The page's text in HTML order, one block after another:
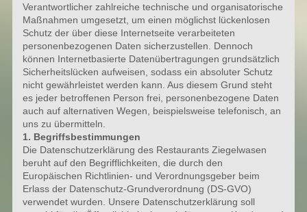
Verantwortlicher zahlreiche technische und organisatorische
Maßnahmen umgesetzt, um einen möglichst lückenlosen
Schutz der über diese Internetseite verarbeiteten
personenbezogenen Daten sicherzustellen. Dennoch
können Internetbasierte Datenübertragungen grundsätzlich
Sicherheitslücken aufweisen, sodass ein absoluter Schutz
nicht gewährleistet werden kann. Aus diesem Grund steht
es jeder betroffenen Person frei, personenbezogene Daten
auch auf alternativen Wegen, beispielsweise telefonisch, an
uns zu übermitteln.
1. Begriffsbestimmungen
Die Datenschutzerklärung des Restaurants Ziegelwasen
beruht auf den Begrifflichkeiten, die durch den
Europäischen Richtlinien- und Verordnungsgeber beim
Erlass der Datenschutz-Grundverordnung (DS-GVO)
verwendet wurden. Unsere Datenschutzerklärung soll